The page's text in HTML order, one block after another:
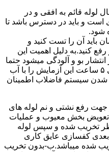
لوله قائم به افقی و در
است و باید در دسترس باشد تا
شود.
باید آن را تست کنید و
کنید.به دلیل اهمیت این
بو و آلودگی میشود حتما
در چند نوبت و به مدت تقریبی ۵ ساعت این آزمایش را با آب
شدن سیستم فاضلاب اطمینان
جهت رفع نشتی و نم لوله های
تعویض بخش معیوب و عملیات
تخریب شده و سپس لوله
کفسازی عایق کاری
شده میباشد.ب-بدون تخریب